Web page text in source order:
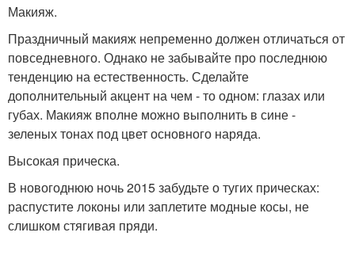
Макияж.
Праздничный макияж непременно должен отличаться от
повседневного. Однако не забывайте про последнюю
тенденцию на естественность. Сделайте
дополнительный акцент на чем - то одном: глазах или
губах. Макияж вполне можно выполнить в сине -
зеленых тонах под цвет основного наряда.
Высокая прическа.
В новогоднюю ночь 2015 забудьте о тугих прическах:
распустите локоны или заплетите модные косы, не
слишком стягивая пряди.